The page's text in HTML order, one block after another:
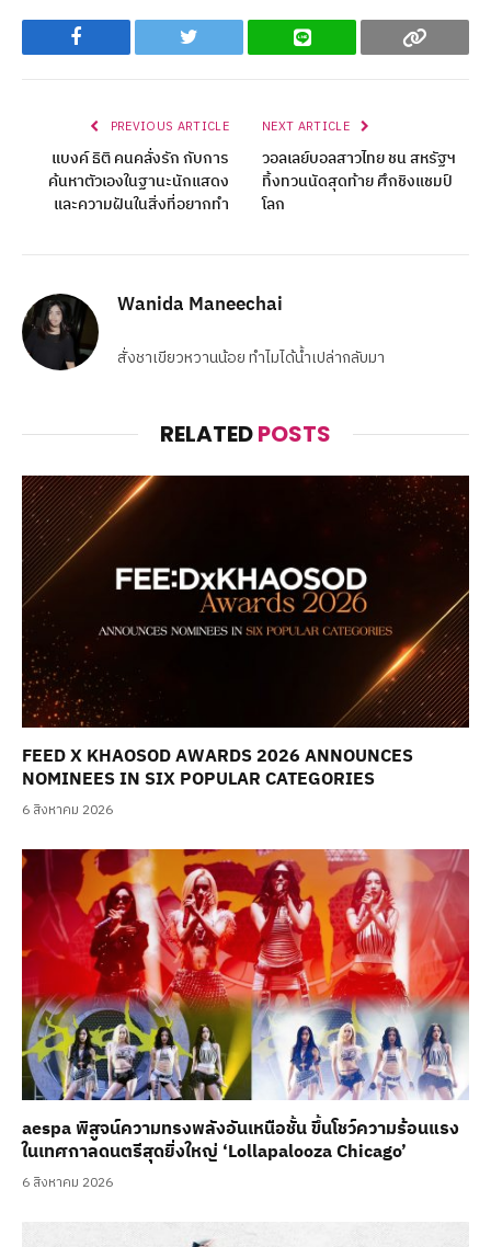
Facebook Twitter Line Copy
PREVIOUS ARTICLE
แบงค์ ธิติ คนคลั่งรัก กับการ
ค้นหาตัวเองในฐานะนักแสดง
และความฝันในสิ่งที่อยากทำ
NEXT ARTICLE
วอลเลย์บอลสาวไทย ชน สหรัฐฯ
ทิ้งทวนนัดสุดท้าย ศึกชิงแชมป์
โลก
Wanida Maneechai
สั่งชาเขียวหวานน้อย ทำไมได้น้ำเปล่ากลับมา
RELATEDPOSTS
FEED X KHAOSOD AWARDS 2026 ANNOUNCES
NOMINEES IN SIX POPULAR CATEGORIES
6 สิงหาคม 2026
aespa พิสูจน์ความทรงพลังอันเหนือชั้น ขึ้นโชว์ความร้อนแรง
ในเทศกาลดนตรีสุดยิ่งใหญ่ ‘Lollapalooza Chicago’
6 สิงหาคม 2026